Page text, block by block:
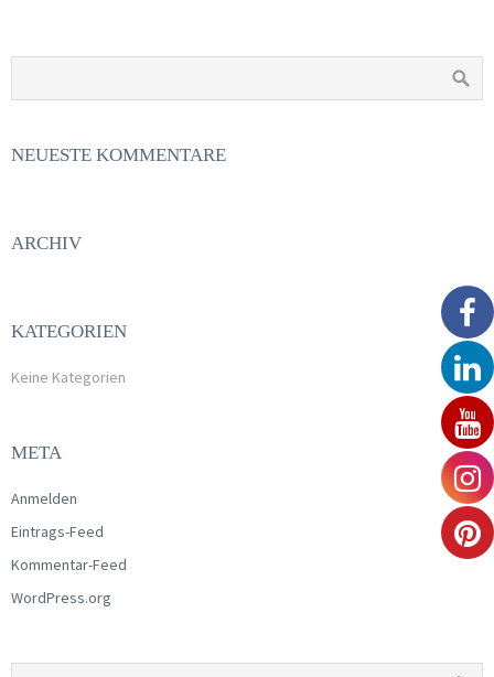
NEUESTE KOMMENTARE
ARCHIV
KATEGORIEN
Keine Kategorien
META
Anmelden
Eintrags-Feed
Kommentar-Feed
WordPress.org